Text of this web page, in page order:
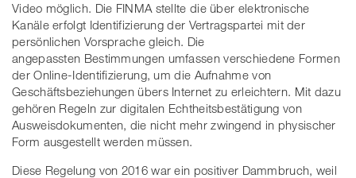
Video möglich. Die FINMA stellte die über elektronische
Kanäle erfolgt Identifizierung der Vertragspartei mit der
persönlichen Vorsprache gleich. Die
angepassten Bestimmungen umfassen verschiedene Formen
der Online-Identifizierung, um die Aufnahme von
Geschäftsbeziehungen übers Internet zu erleichtern. Mit dazu
gehören Regeln zur digitalen Echtheitsbestätigung von
Ausweisdokumenten, die nicht mehr zwingend in physischer
Form ausgestellt werden müssen.
Diese Regelung von 2016 war ein positiver Dammbruch, weil